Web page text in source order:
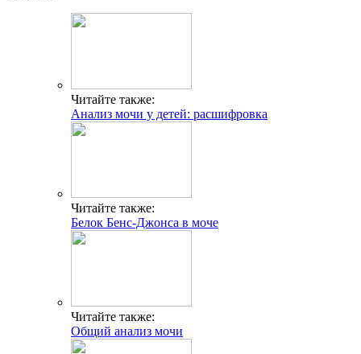
Читайте также:
Анализ мочи у детей: расшифровка
Читайте также:
Белок Бенс-Джонса в моче
Читайте также:
Общий анализ мочи